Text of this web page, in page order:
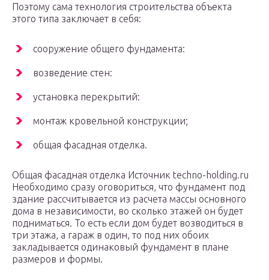
Поэтому сама технология строительства объекта
этого типа заключает в себя:
сооружение общего фундамента:
возведение стен:
установка перекрытий:
монтаж кровельной конструкции;
общая фасадная отделка.
Общая фасадная отделка Источник techno-holding.ru
Необходимо сразу оговориться, что фундамент под
здание рассчитывается из расчета массы основного
дома в независимости, во сколько этажей он будет
подниматься. То есть если дом будет возводиться в
три этажа, а гараж в один, то под них обоих
закладывается одинаковый фундамент в плане
размеров и формы.